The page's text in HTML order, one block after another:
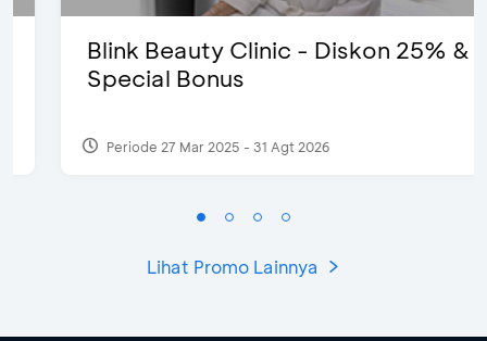
Blink Beauty Clinic - Diskon 25% &
Special Bonus
Periode 27 Mar 2025 - 31 Agt 2026
Lihat Promo Lainnya